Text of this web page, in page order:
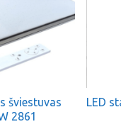
šviestuvas
2861